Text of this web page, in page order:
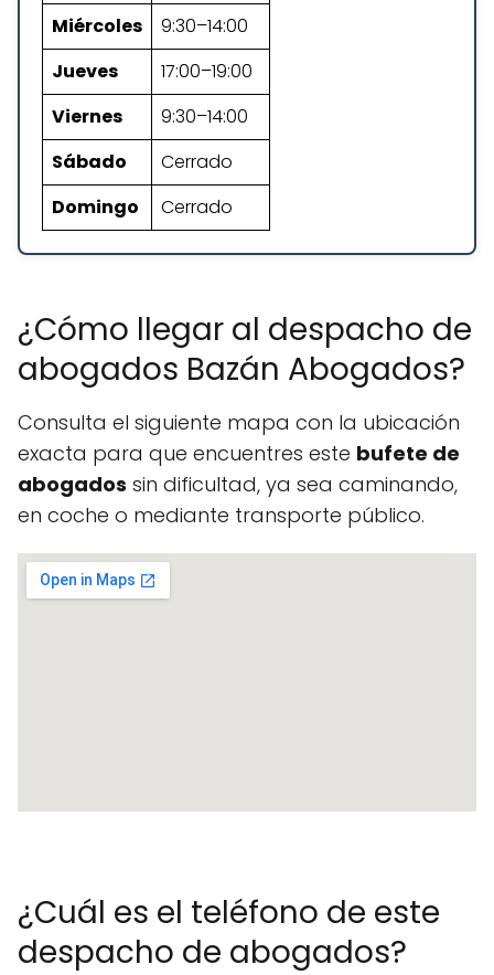
Miércoles
9:30–14:00
Jueves
17:00–19:00
Viernes
9:30–14:00
Sábado
Cerrado
Domingo
Cerrado
¿Cómo llegar al despacho de
abogados Bazán Abogados?
Consulta el siguiente mapa con la ubicación
exacta para que encuentres este bufete de
abogados sin dificultad, ya sea caminando,
en coche o mediante transporte público.
¿Cuál es el teléfono de este
despacho de abogados?